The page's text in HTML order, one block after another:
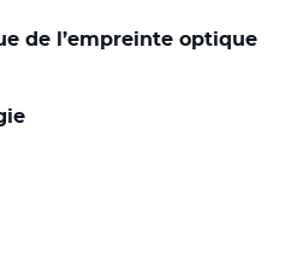
de l’empreinte optique